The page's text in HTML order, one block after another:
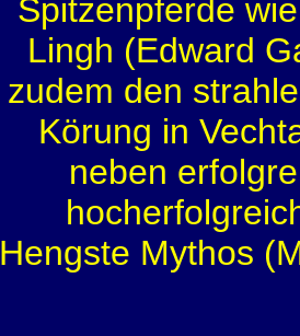
Spitzenpferde
Lingh (Edward
zudem den
Körung in
neben
Hengste Mythos